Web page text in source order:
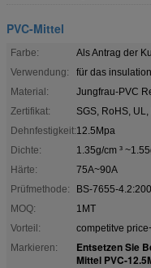
PVC-Mittel
Farbe:
Als Antrag der
Verwendung:
für das
Material:
Jungfrau-PVC
Zertifikat:
SGS, RoHS,
Dehnfestigkeit:12.5Mpa
Dichte:
1.35g/cm ³
Härte:
75A~90A
Prüfmethode:
BS-7655-
MOQ:
1MT
Vorteil:
competitve
Markieren:
Entsetzen Sie
Mittel PVC-